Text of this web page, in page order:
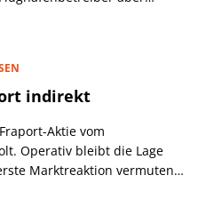
indirekt
Aktie vom
Operativ bleibt die Lage
Marktreaktion vermuten